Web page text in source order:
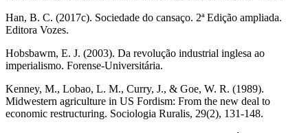
Han, B. C. (2017c). Sociedade do cansaço. 2ª Edição ampliada.
Editora Vozes.
Hobsbawm, E. J. (2003). Da revolução industrial inglesa ao
imperialismo. Forense-Universitária.
Kenney, M., Lobao, L. M., Curry, J., & Goe, W. R. (1989).
Midwestern agriculture in US Fordism: From the new deal to
economic restructuring. Sociologia Ruralis, 29(2), 131-148.